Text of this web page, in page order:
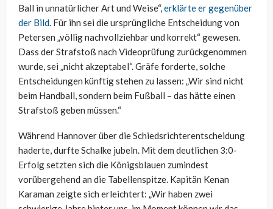
Ball in unnatürlicher Art und Weise“,erklärte er gegenüber
der Bild. Für ihn sei die ursprüngliche Entscheidung von
Petersen „völlig nachvollziehbar und korrekt“ gewesen.
Dass der Strafstoß nach Videoprüfung zurückgenommen
wurde, sei „nicht akzeptabel“. Gräfe forderte, solche
Entscheidungen künftig stehen zu lassen: „Wir sind nicht
beim Handball, sondern beim Fußball – das hätte einen
Strafstoß geben müssen.“
Während Hannover über die Schiedsrichterentscheidung
haderte, durfte Schalke jubeln. Mit dem deutlichen 3:0-
Erfolg setzten sich die Königsblauen zumindest
vorübergehend an die Tabellenspitze. Kapitän Kenan
Karaman zeigte sich erleichtert: „Wir haben zwei